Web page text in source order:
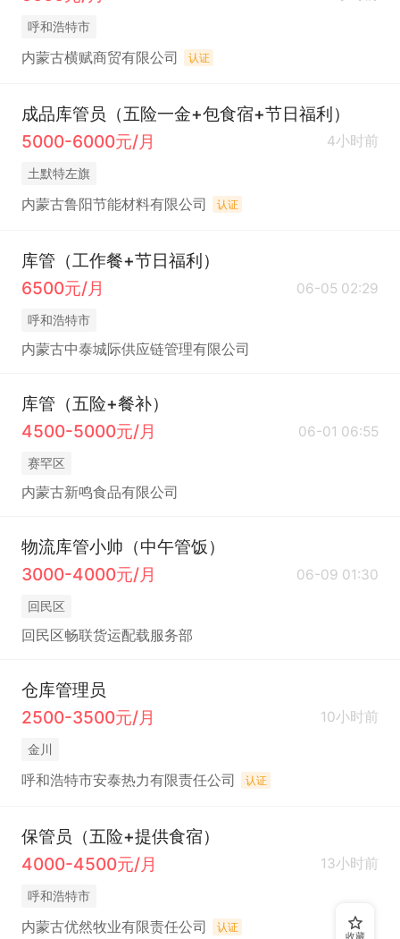
呼和浩特市
内蒙古横赋商贸有限公司 认证
成品库管员（五险一金+包食宿+节日福利）
5000-6000元/月
4小时前
土默特左旗
内蒙古鲁阳节能材料有限公司 认证
库管（工作餐+节日福利）
6500元/月
06-05 02:29
呼和浩特市
内蒙古中泰城际供应链管理有限公司
库管（五险+餐补）
4500-5000元/月
06-01 06:55
赛罕区
内蒙古新鸣食品有限公司
物流库管小帅（中午管饭）
3000-4000元/月
06-09 01:30
回民区
回民区畅联货运配载服务部
仓库管理员
2500-3500元/月
10小时前
金川
呼和浩特市安泰热力有限责任公司 认证
保管员（五险+提供食宿）
4000-4500元/月
13小时前
呼和浩特市
内蒙古优然牧业有限责任公司 认证